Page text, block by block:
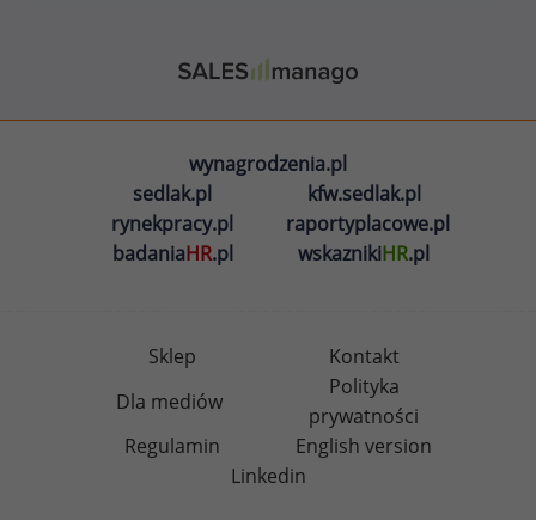
wynagrodzenia.pl
sedlak.pl
kfw.sedlak.pl
rynekpracy.pl
raportyplacowe.pl
badaniaHR.pl wskaznikiHR.pl
Sklep
Kontakt
Dla mediów
Polityka
prywatności
Regulamin
English version
Linkedin